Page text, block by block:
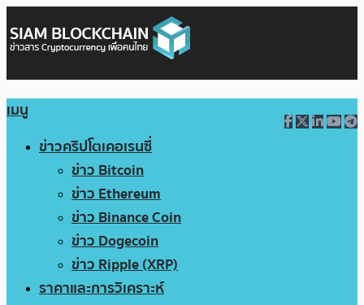
เมนู
ข่าวคริปโตเคอเรนซี่
ข่าว Bitcoin
ข่าว Ethereum
ข่าว Binance Coin
ข่าว Dogecoin
ข่าว Ripple (XRP)
ราคาและการวิเคราะห์